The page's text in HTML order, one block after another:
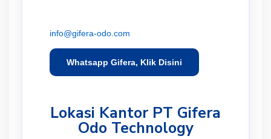
info@gifera-odo.com
Whatsapp Gifera, Klik Disini
Lokasi Kantor PT Gifera
Odo Technology